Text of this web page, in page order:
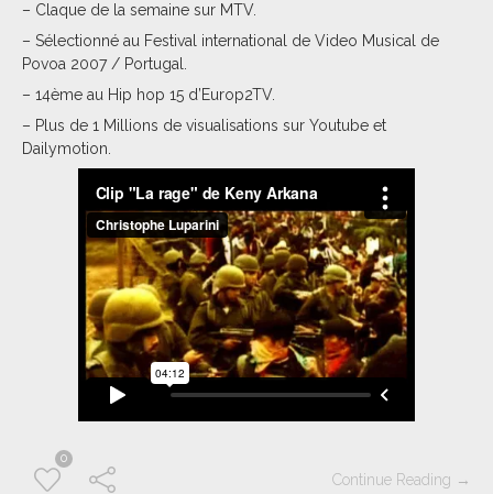
– Claque de la semaine sur MTV.
– Sélectionné au Festival international de Video Musical de
Povoa 2007 / Portugal.
– 14ème au Hip hop 15 d’Europ2TV.
– Plus de 1 Millions de visualisations sur Youtube et
Dailymotion.
0
Continue Reading →